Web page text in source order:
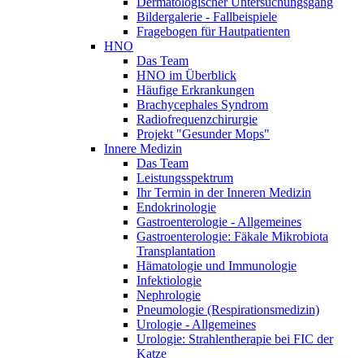
Bildergalerie - Fallbeispiele
Fragebogen für Hautpatienten
HNO
Das Team
HNO im Überblick
Häufige Erkrankungen
Brachycephales Syndrom
Radiofrequenzchirurgie
Projekt "Gesunder Mops"
Innere Medizin
Das Team
Leistungsspektrum
Ihr Termin in der Inneren Medizin
Endokrinologie
Gastroenterologie - Allgemeines
Gastroenterologie: Fäkale Mikrobiota
Transplantation
Hämatologie und Immunologie
Infektiologie
Nephrologie
Pneumologie (Respirationsmedizin)
Urologie - Allgemeines
Urologie: Strahlentherapie bei FIC der
Katze